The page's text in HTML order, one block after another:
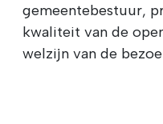
gemeentebestuur,
kwaliteit van de
welzijn van de